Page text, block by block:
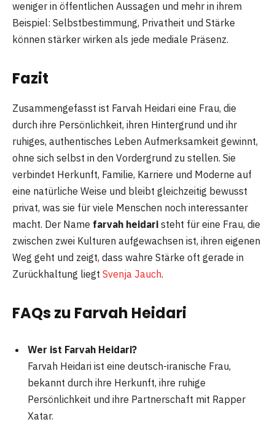
weniger in öffentlichen Aussagen und mehr in ihrem
Beispiel: Selbstbestimmung, Privatheit und Stärke
können stärker wirken als jede mediale Präsenz.
Fazit
Zusammengefasst ist Farvah Heidari eine Frau, die
durch ihre Persönlichkeit, ihren Hintergrund und ihr
ruhiges, authentisches Leben Aufmerksamkeit gewinnt,
ohne sich selbst in den Vordergrund zu stellen. Sie
verbindet Herkunft, Familie, Karriere und Moderne auf
eine natürliche Weise und bleibt gleichzeitig bewusst
privat, was sie für viele Menschen noch interessanter
macht. Der Name farvah heidari steht für eine Frau, die
zwischen zwei Kulturen aufgewachsen ist, ihren eigenen
Weg geht und zeigt, dass wahre Stärke oft gerade in
Zurückhaltung liegt Svenja Jauch.
FAQs zu Farvah Heidari
Wer ist Farvah Heidari?
Farvah Heidari ist eine deutsch-iranische Frau,
bekannt durch ihre Herkunft, ihre ruhige
Persönlichkeit und ihre Partnerschaft mit Rapper
Xatar.